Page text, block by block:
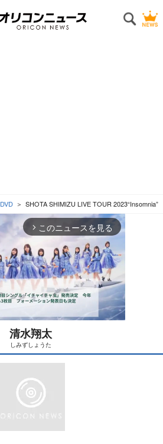
DVD SHOTA SHIMIZU LIVE TOUR 2023“Insomnia”
arrow_forward_ios このニュースを見る
M
清水翔太
しみずしょうた